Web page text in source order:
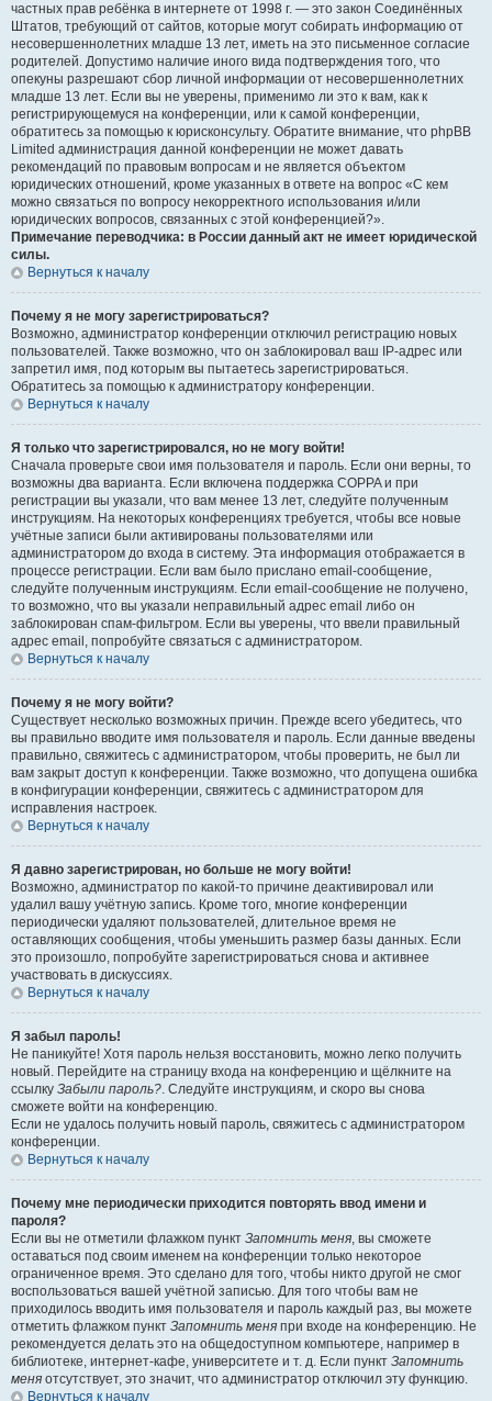
частных прав ребёнка в интернете от 1998 г. — это закон Соединённых
Штатов, требующий от сайтов, которые могут собирать информацию от
несовершеннолетних младше 13 лет, иметь на это письменное согласие
родителей. Допустимо наличие иного вида подтверждения того, что
опекуны разрешают сбор личной информации от несовершеннолетних
младше 13 лет. Если вы не уверены, применимо ли это к вам, как к
регистрирующемуся на конференции, или к самой конференции,
обратитесь за помощью к юрисконсульту. Обратите внимание, что phpBB
Limited администрация данной конференции не может давать
рекомендаций по правовым вопросам и не является объектом
юридических отношений, кроме указанных в ответе на вопрос «С кем
можно связаться по вопросу некорректного использования и/или
юридических вопросов, связанных с этой конференцией?».
Примечание переводчика: в России данный акт не имеет юридической
силы.
Вернуться к началу
Почему я не могу зарегистрироваться?
Возможно, администратор конференции отключил регистрацию новых
пользователей. Также возможно, что он заблокировал ваш IP-адрес или
запретил имя, под которым вы пытаетесь зарегистрироваться.
Обратитесь за помощью к администратору конференции.
Вернуться к началу
Я только что зарегистрировался, но не могу войти!
Сначала проверьте свои имя пользователя и пароль. Если они верны, то
возможны два варианта. Если включена поддержка COPPA и при
регистрации вы указали, что вам менее 13 лет, следуйте полученным
инструкциям. На некоторых конференциях требуется, чтобы все новые
учётные записи были активированы пользователями или
администратором до входа в систему. Эта информация отображается в
процессе регистрации. Если вам было прислано email-сообщение,
следуйте полученным инструкциям. Если email-сообщение не получено,
то возможно, что вы указали неправильный адрес email либо он
заблокирован спам-фильтром. Если вы уверены, что ввели правильный
адрес email, попробуйте связаться с администратором.
Вернуться к началу
Почему я не могу войти?
Существует несколько возможных причин. Прежде всего убедитесь, что
вы правильно вводите имя пользователя и пароль. Если данные введены
правильно, свяжитесь с администратором, чтобы проверить, не был ли
вам закрыт доступ к конференции. Также возможно, что допущена ошибка
в конфигурации конференции, свяжитесь с администратором для
исправления настроек.
Вернуться к началу
Я давно зарегистрирован, но больше не могу войти!
Возможно, администратор по какой-то причине деактивировал или
удалил вашу учётную запись. Кроме того, многие конференции
периодически удаляют пользователей, длительное время не
оставляющих сообщения, чтобы уменьшить размер базы данных. Если
это произошло, попробуйте зарегистрироваться снова и активнее
участвовать в дискуссиях.
Вернуться к началу
Я забыл пароль!
Не паникуйте! Хотя пароль нельзя восстановить, можно легко получить
новый. Перейдите на страницу входа на конференцию и щёлкните на
ссылку Забыли пароль?. Следуйте инструкциям, и скоро вы снова
сможете войти на конференцию.
Если не удалось получить новый пароль, свяжитесь с администратором
конференции.
Вернуться к началу
Почему мне периодически приходится повторять ввод имени и
пароля?
Если вы не отметили флажком пункт Запомнить меня, вы сможете
оставаться под своим именем на конференции только некоторое
ограниченное время. Это сделано для того, чтобы никто другой не смог
воспользоваться вашей учётной записью. Для того чтобы вам не
приходилось вводить имя пользователя и пароль каждый раз, вы можете
отметить флажком пункт Запомнить меня при входе на конференцию. Не
рекомендуется делать это на общедоступном компьютере, например в
библиотеке, интернет-кафе, университете и т. д. Если пункт Запомнить
меня отсутствует, это значит, что администратор отключил эту функцию.
Вернуться к началу